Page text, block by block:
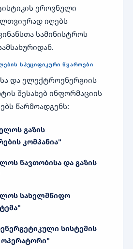
ეროვნული
იღებს
სამინისტროს
ᲡᲞᲔᲪᲘᲤᲘᲙᲣᲠᲘ ᲬᲧᲐᲠᲝᲔᲑᲘ
და ელექტროენერგიის
შესახებ ინფორმაციის
წარმოადგენს:
გაზის
კომპანია"
ნავთობისა და გაზის
სახელმწიფო
სისტემის